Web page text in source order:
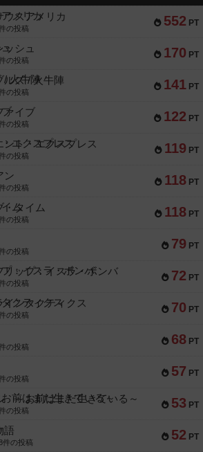
552 PT
ウスアメリカ
の投稿
170 PT
シュ
の投稿
141 PT
ルズ / 火牛陣
の投稿
122 PT
ァイブ
の投稿
119 PT
ト・エクスプレス
の投稿
118 PT
ン
の投稿
118 PT
・タイム
の投稿
79 PT
の投稿
72 PT
リップ：イスラ・ボンバ
の投稿
70 PT
ンタクティクス
の投稿
68 PT
の投稿
57 PT
の投稿
53 PT
～お前はまだ生きている～
の投稿
52 PT
語
件の投稿